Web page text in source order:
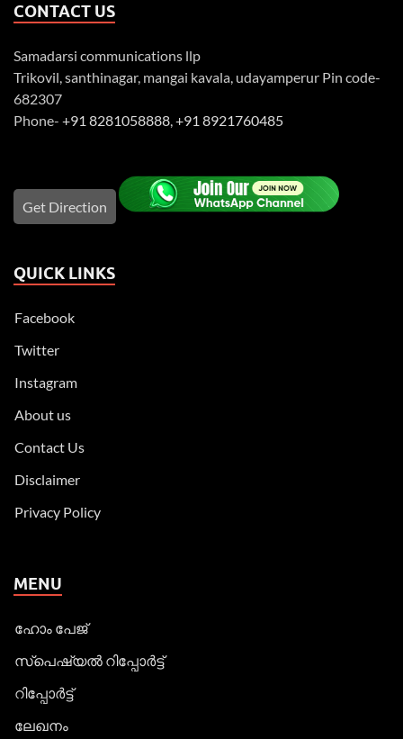
CONTACT US
Samadarsi communications llp
Trikovil, santhinagar, mangai kavala, udayamperur Pin code-
682307
Phone- +91 8281058888,+91 8921760485
Get Direction
QUICK LINKS
Facebook
Twitter
Instagram
About us
Contact Us
Disclaimer
Privacy Policy
MENU
ഹോം പേജ്
സ്പെഷ്യൽ റിപ്പോര്‍ട്ട്
റിപ്പോര്‍ട്ട്
ലേഖനം